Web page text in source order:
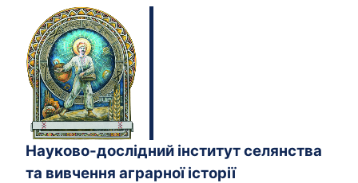
Науково-дослідний інститут селянства
та вивчення аграрної історії